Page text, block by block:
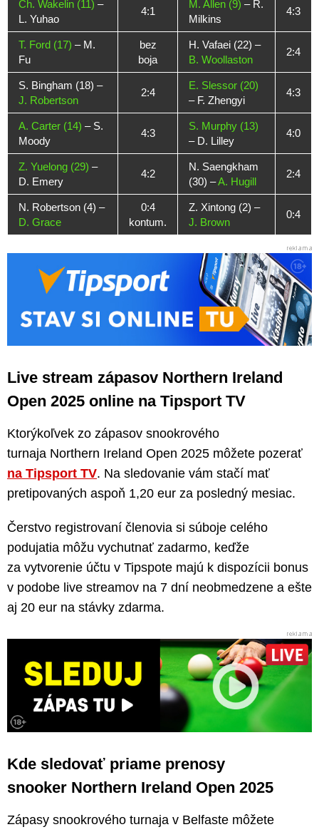
Ch. Wakelin (11) –
L. Yuhao
4:1
M. Allen (9) – R.
Milkins
4:3
T. Ford (17) – M.
Fu
bez
boja
H. Vafaei (22) –
B. Woollaston
2:4
S. Bingham (18) –
J. Robertson
2:4
E. Slessor (20)
– F. Zhengyi
4:3
A. Carter (14) – S.
Moody
4:3
S. Murphy (13)
– D. Lilley
4:0
Z. Yuelong (29) –
D. Emery
4:2
N. Saengkham
(30) –A. Hugill
2:4
N. Robertson (4) –
D. Grace
0:4
kontum.
Z. Xintong (2) –
J. Brown
0:4
Live stream zápasov Northern Ireland
Open 2025 online na Tipsport TV
Ktorýkoľvek zo zápasov snookrového
turnaja Northern Ireland Open 2025 môžete pozerať
na Tipsport TV. Na sledovanie vám stačí mať
pretipovaných aspoň 1,20 eur za posledný mesiac.
Čerstvo registrovaní členovia si súboje celého
podujatia môžu vychutnať zadarmo, keďže
za vytvorenie účtu v Tipspote majú k dispozícii bonus
v podobe live streamov na 7 dní neobmedzene a ešte
aj 20 eur na stávky zdarma.
Kde sledovať priame prenosy
snooker Northern Ireland Open 2025
Zápasy snookrového turnaja v Belfaste môžete